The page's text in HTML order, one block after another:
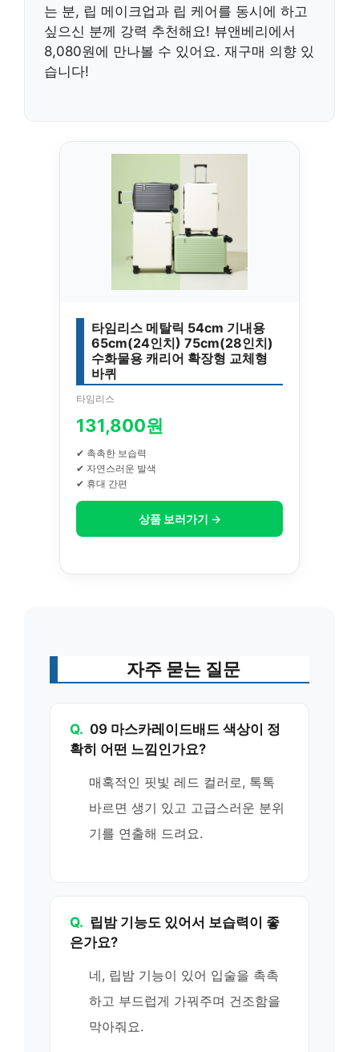
는 분, 립 메이크업과 립 케어를 동시에 하고
싶으신 분께 강력 추천해요! 뷰앤베리에서
8,080원에 만나볼 수 있어요. 재구매 의향 있
습니다!
타임리스 메탈릭 54cm 기내용
65cm(24인치) 75cm(28인치)
수화물용 캐리어 확장형 교체형
바퀴
타임리스
131,800원
✔ 촉촉한 보습력
✔ 자연스러운 발색
✔ 휴대 간편
상품 보러가기 →
자주 묻는 질문
Q. 09 마스카레이드배드 색상이 정
확히 어떤 느낌인가요?
매혹적인 핏빛 레드 컬러로, 톡톡
바르면 생기 있고 고급스러운 분위
기를 연출해 드려요.
Q. 립밤 기능도 있어서 보습력이 좋
은가요?
네, 립밤 기능이 있어 입술을 촉촉
하고 부드럽게 가꿔주며 건조함을
막아줘요.